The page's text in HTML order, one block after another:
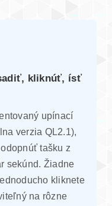
kliknúť, ísť
upínací
verzia QL2.1),
tašku z
sekúnd. Žiadne
kliknete
na rôzne